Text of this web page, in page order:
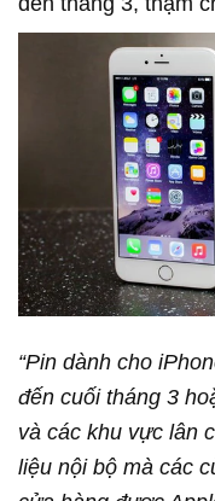
“Pin dành cho
đến cuối tháng 3
và các khu vực lân
liệu nội bộ mà các